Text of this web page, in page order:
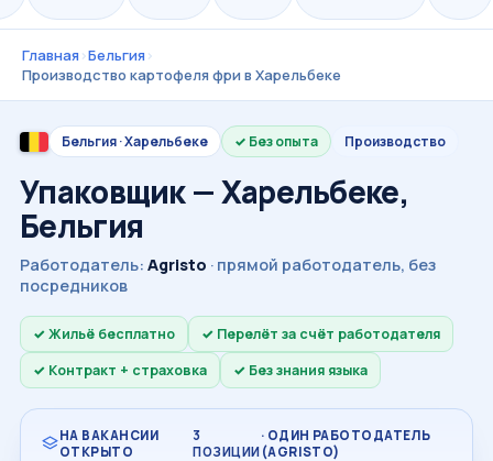
Главная›Бельгия›
Производство картофеля фри в Харельбеке
Бельгия · Харельбеке Без опыта Производство
Упаковщик — Харельбеке,
Бельгия
Работодатель: Agristo · прямой работодатель, без
посредников
Жильё бесплатно
Перелёт за счёт работодателя
Контракт + страховка
Без знания языка
НА ВАКАНСИИ
ОТКРЫТО
3
ПОЗИЦИИ
· ОДИН РАБОТОДАТЕЛЬ
(AGRISTO)